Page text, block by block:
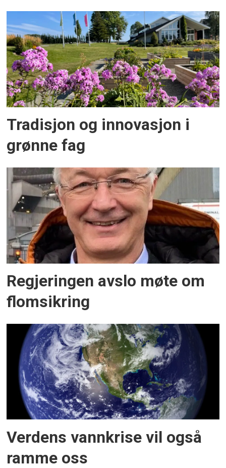
Tradisjon og innovasjon i
grønne fag
Regjeringen avslo møte om
flomsikring
Verdens vannkrise vil også
ramme oss